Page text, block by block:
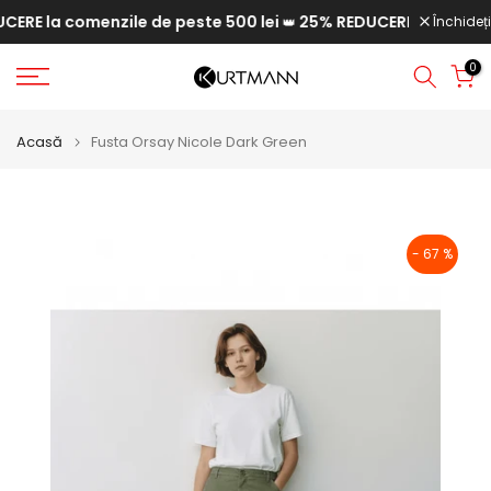
Săriți
la
conținut
la comenzile de peste 500 lei👑 25% REDUCERE laÎnchideți
0
Acasă Fusta Orsay Nicole Dark Green
- 67 %